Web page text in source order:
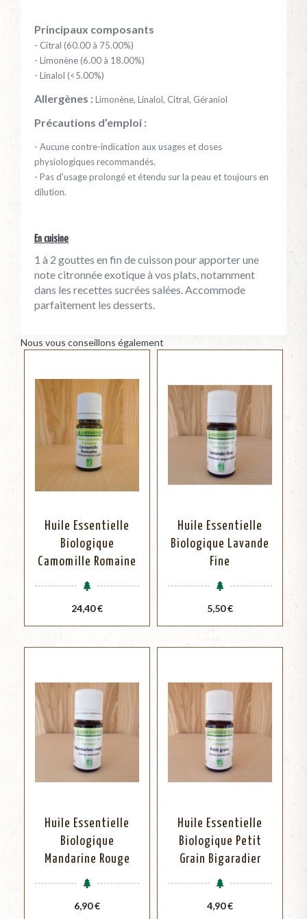
Principaux composants
- Citral (60.00 à 75.00%)
- Limonène (6.00 à 18.00%)
- Linalol (<5.00%)
Allergènes :Limonène, Linalol, Citral, Géraniol
Précautions d’emploi :
- Aucune contre-indication aux usages et doses
physiologiques recommandés.
- Pas d’usage prolongé et étendu sur la peau et toujours en
dilution.
En cuisine
1 à 2 gouttes en fin de cuisson pour apporter une
note citronnée exotique à vos plats, notamment
dans les recettes sucrées salées. Accommode
parfaitement les desserts.
Nous vous conseillons également
Huile Essentielle
Biologique
Camomille Romaine
Prix
24,40 €
Huile Essentielle
Biologique Lavande
Fine
Prix
5,50 €
Huile Essentielle
Biologique
Mandarine Rouge
Prix
6,90 €
Huile Essentielle
Biologique Petit
Grain Bigaradier
Prix
4,90 €